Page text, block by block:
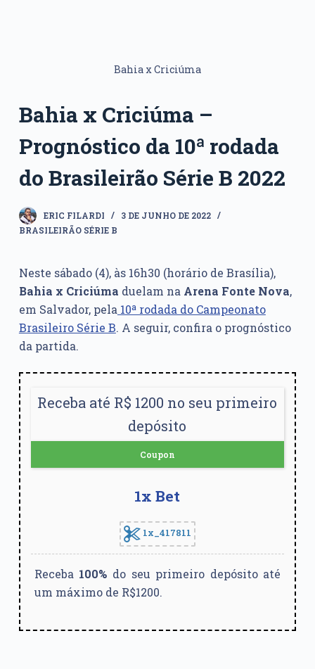
Bahia x Criciúma
Bahia x Criciúma –
Prognóstico da 10ª rodada
do Brasileirão Série B 2022
ERIC FILARDI
3 DE JUNHO DE 2022
BRASILEIRÃO SÉRIE B
Neste sábado (4), às 16h30 (horário de Brasília),
Bahia x Criciúma duelam na Arena Fonte Nova,
em Salvador, pela10ª rodada do Campeonato
Brasileiro Série B. A seguir, confira o prognóstico
da partida.
Receba até R$ 1200 no seu primeiro
depósito
Coupon
1x Bet
1x_417811
Receba 100% do seu primeiro depósito até
um máximo de R$1200.